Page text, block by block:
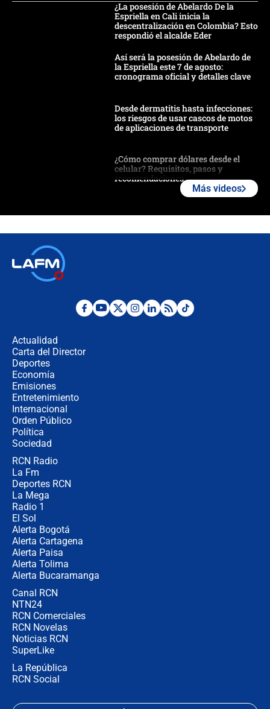
¿La posesión de Abelardo De la
Espriella en Cali inicia la
descentralización en Colombia? Esto
respondió el alcalde Eder
Así será la posesión de Abelardo de
la Espriella este 7 de agosto:
cronograma oficial y detalles clave
Desde dermatitis hasta infecciones:
los riesgos de usar cascos de motos
de aplicaciones de transporte
¿Cómo comprar dólares desde el
celular? Requisitos, pasos y
recomendaciones
Álvaro Uribe asistirá a la posesión y
Más videos
Actualidad
Carta del Director
Deportes
Economía
Emisiones
Entretenimiento
Internacional
Orden Público
Política
Sociedad
RCN Radio
La Fm
Deportes RCN
La Mega
Radio 1
El Sol
Alerta Bogotá
Alerta Cartagena
Alerta Paisa
Alerta Tolima
Alerta Bucaramanga
Canal RCN
NTN24
RCN Comerciales
RCN Novelas
Noticias RCN
SuperLike
La República
RCN Social